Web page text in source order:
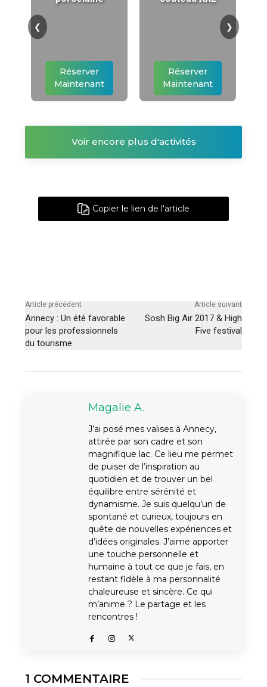
Réserver
Maintenant
Réserver
Maintenant
❮ ❯
Voir encore plus d'activités
Copier le lien de l'article
Article précédent
Annecy : Un été favorable
pour les professionnels
du tourisme
Article suivant
Sosh Big Air 2017 & High
Five festival
Magalie A.
J’ai posé mes valises à Annecy,
attirée par son cadre et son
magnifique lac. Ce lieu me permet
de puiser de l’inspiration au
quotidien et de trouver un bel
équilibre entre sérénité et
dynamisme. Je suis quelqu’un de
spontané et curieux, toujours en
quête de nouvelles expériences et
d’idées originales. J’aime apporter
une touche personnelle et
humaine à tout ce que je fais, en
restant fidèle à ma personnalité
chaleureuse et sincère. Ce qui
m’anime ? Le partage et les
rencontres !
1 COMMENTAIRE